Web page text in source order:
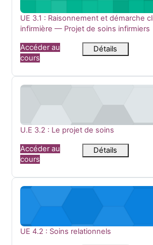
Nom du cours
UE 3.1 : Raisonnement et démarche
infirmière — Projet de soins infirmiers
Accéder au
cours
Détails
U.E 3.2 : Le projet de soins
Nom du cours
U.E 3.2 : Le projet de soins
Accéder au
cours
Détails
UE 4.2 : Soins relationnels
Nom du cours
UE 4.2 : Soins relationnels